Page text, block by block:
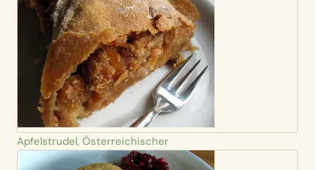
Apfelstrudel, Österreichischer